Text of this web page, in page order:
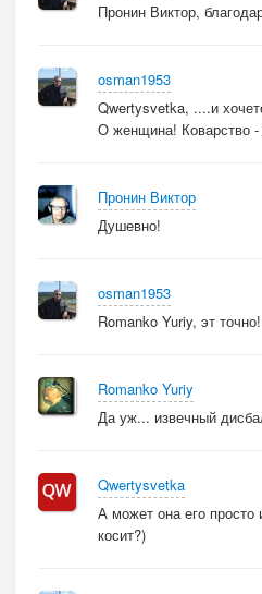
Пронин Виктор,
osman1953
Qwertysvetka, ....и
О женщина! Коварство
Пронин Виктор
Душевно!
osman1953
Romanko Yuriy, эт
Romanko Yuriy
Да уж... извечный
Qwertysvetka
А может она его просто
косит?)